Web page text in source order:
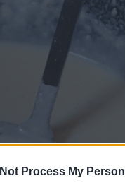
Process My